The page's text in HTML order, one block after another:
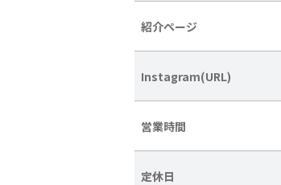
紹介ページ
Instagram(URL)
営業時間
定休日